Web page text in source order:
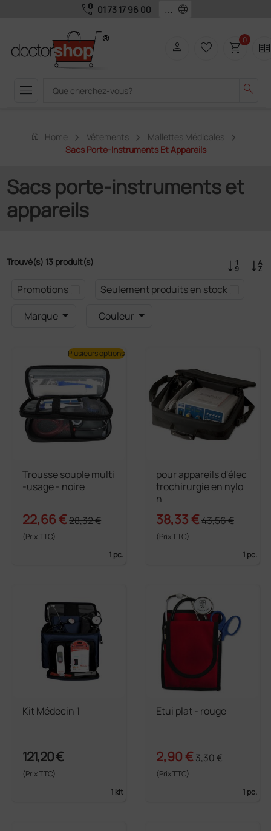
call_quality 01 73 17 96 00 language
menu search
person favorite_border shopping_cart0 two_pager
home Home Vêtements
Mallettes Médicales
Sacs Porte-Instruments Et Appareils
Sacs porte-instruments et
appareils
Trouvé(s) 13 produit(s)
Promotions
Seulement produits en stock
Marque
Couleur
Trousse souple multi
-usage - noire
22,66 €28,32 €
(Prix TTC)
1 pc.
Plusieurs options
pour appareils d'élec
trochirurgie en nylo
n
38,33 €43,56 €
(Prix TTC)
1 pc.
Kit Médecin 1
121,20 €
(Prix TTC)
1 kit
Etui plat - rouge
2,90 €3,30 €
(Prix TTC)
1 pc.